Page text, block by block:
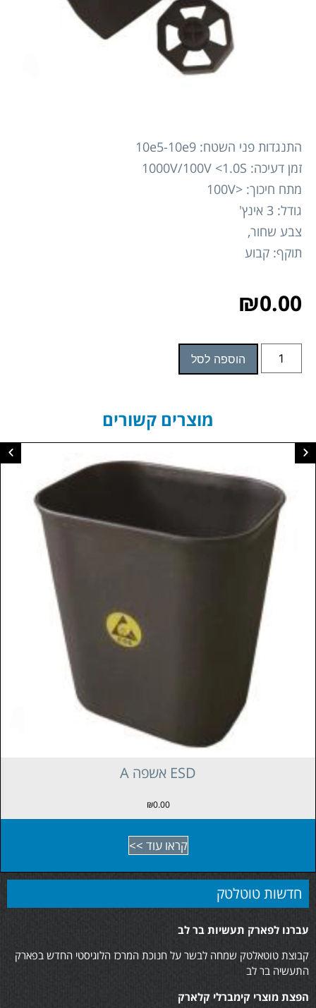
התנגדות פני השטח: 10e5-10e9
זמן דעיכה: 1000V/100V <1.0S
מתח חיכוך: <100V
גודל: 3 אינץ'
צבע שחור,
תוקף: קבוע
₪0.00
הוספה לסל
מוצרים קשורים
A קלסר טבעות ESD
0.00
קראו עוד >>
חדשות טוטלטק
עברנו לפארק תעשיות בר לב
קבוצת טוטאלטק שמחה לבשר על חנוכת המרכז הלוגיסטי החדש בפארק
התעשיה בר לב
הפצת מוצרי קימברלי קלארק